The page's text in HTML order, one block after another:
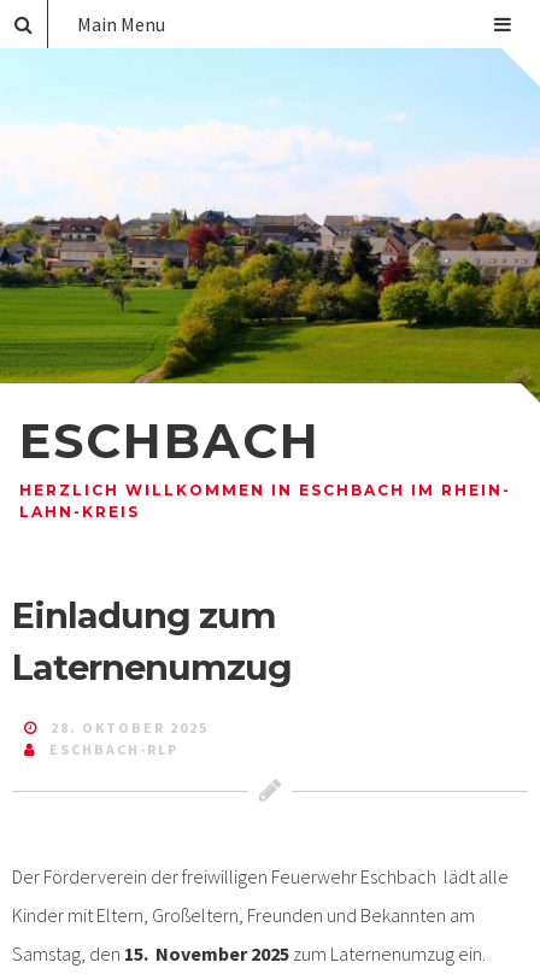
ESCHBACH
HERZLICH WILLKOMMEN IN ESCHBACH IM RHEIN-
LAHN-KREIS
Main Menu
Einladung zum
Laternenumzug
28. OKTOBER 2025
ESCHBACH-RLP
Der Förderverein der freiwilligen Feuerwehr Eschbach lädt alle
Kinder mit Eltern, Großeltern, Freunden und Bekannten am
Samstag, den 15. November 2025 zum Laternenumzug ein.